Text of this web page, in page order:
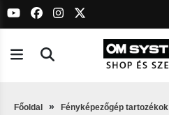
Főoldal
Fényképezőgép tartozékok